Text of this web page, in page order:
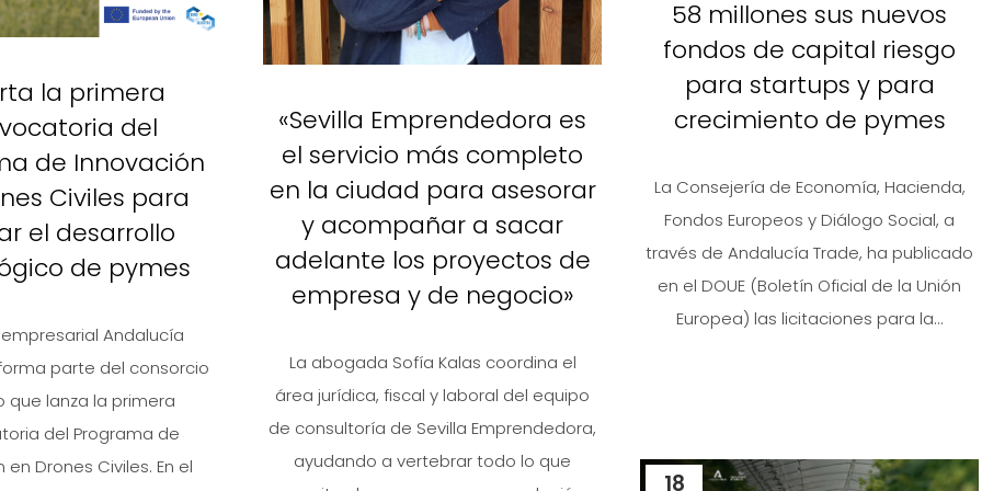
la primera
del
de Innovación
Civiles para
el desarrollo
de pymes
Andalucía
parte del consorcio
que lanza la primera
del Programa de
en Drones Civiles. En el
«Sevilla Emprendedora es
el servicio más completo
en la ciudad para asesorar
y acompañar a sacar
adelante los proyectos de
empresa y de negocio»
La abogada Sofía Kalas coordina el
área jurídica, fiscal y laboral del equipo
de consultoría de Sevilla Emprendedora,
ayudando a vertebrar todo lo que
58 millones sus nuevos
fondos de capital riesgo
para startups y para
crecimiento de pymes
La Consejería de Economía, Hacienda,
Fondos Europeos y Diálogo Social, a
través de Andalucía Trade, ha publicado
en el DOUE (Boletín Oficial de la Unión
Europea) las licitaciones para la...
18